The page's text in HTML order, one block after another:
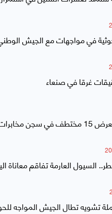
في مواجهات مع الجيش
غرقا في صنعاء
من قبل الحوثيين
السيول العارمة تفاقم معاناة
تشويه تطال الجيش المواجه